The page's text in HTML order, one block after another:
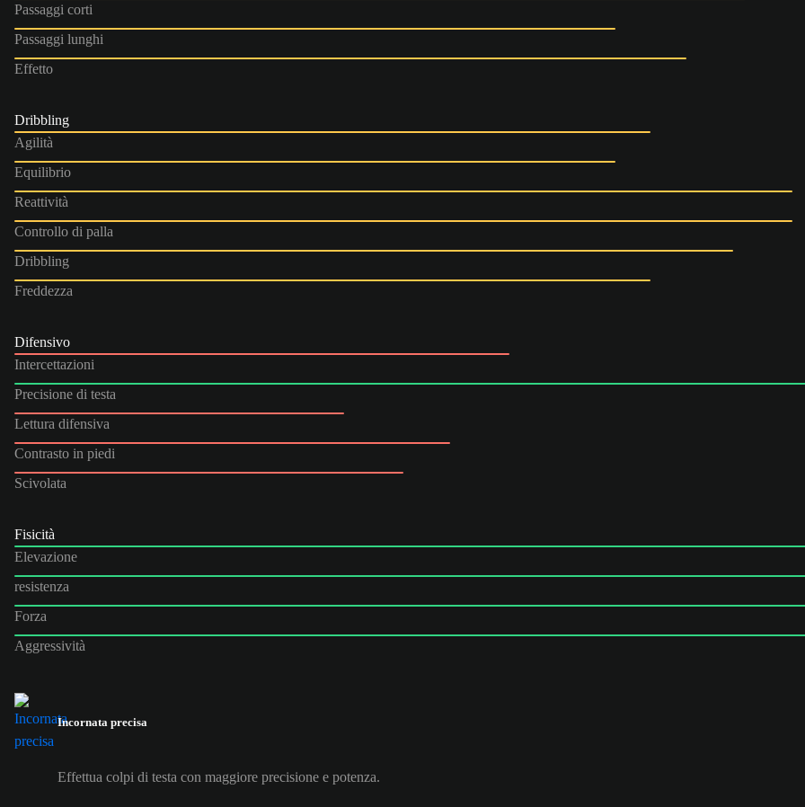
Passaggi corti
Passaggi lunghi
Effetto
Dribbling
Agilità
Equilibrio
Reattività
Controllo di palla
Dribbling
Freddezza
Difensivo
Intercettazioni
Precisione di testa
Lettura difensiva
Contrasto in piedi
Scivolata
Fisicità
Elevazione
resistenza
Forza
Aggressività
Incornata precisa
Effettua colpi di testa con maggiore precisione e potenza.